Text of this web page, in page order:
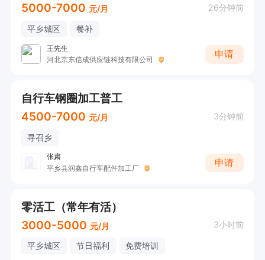
5000-7000 元/月 26分钟前
平乡城区 餐补
王先生
河北京东信成供应链科技有限公司
申请
自行车钢圈加工普工
4500-7000 元/月 3分钟前
寻召乡
张肃
平乡县润鑫自行车配件加工厂
申请
零活工（常年有活）
3000-5000 元/月 3小时前
平乡城区 节日福利 免费培训